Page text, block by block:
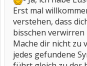
Erst mal
verstehen, dass
bisschen
Mache dir nicht zu
jedes gefundene